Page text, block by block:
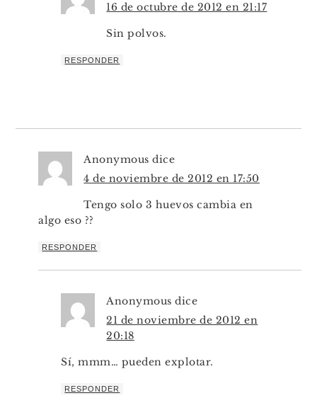
16 de octubre de 2012 en 21:17
Sin polvos.
RESPONDER
Anonymous dice
4 de noviembre de 2012 en 17:50
Tengo solo 3 huevos cambia en
algo eso ??
RESPONDER
Anonymous dice
21 de noviembre de 2012 en
20:18
Sí, mmm… pueden explotar.
RESPONDER